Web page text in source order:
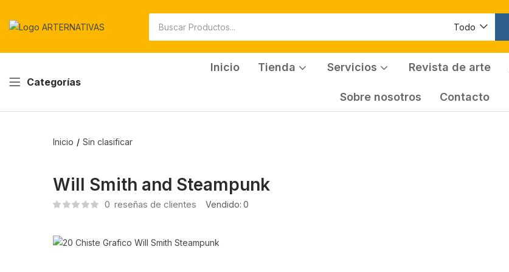
Todo
Categorías
Inicio Tienda Servicios Revista de arte
Sobre nosotros Contacto
Inicio Sin clasificar
Will Smith and Steampunk
0 reseñas de clientes Vendido: 0